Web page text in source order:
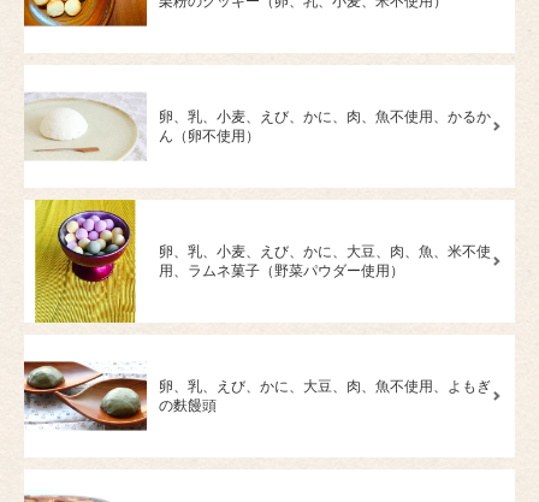
卵、乳、小麦、えび、かに、肉、魚不使用、かるか
ん（卵不使用）
卵、乳、小麦、えび、かに、大豆、肉、魚、米不使
用、ラムネ菓子（野菜パウダー使用）
卵、乳、えび、かに、大豆、肉、魚不使用、よもぎ
の麩饅頭